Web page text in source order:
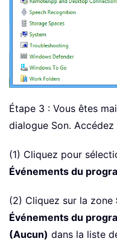
Étape 3 : Vous êtes
dialogue Son. Accédez
(1) Cliquez pour
Événements du
(2) Cliquez sur la zone
Événements du
(Aucun) dans la liste